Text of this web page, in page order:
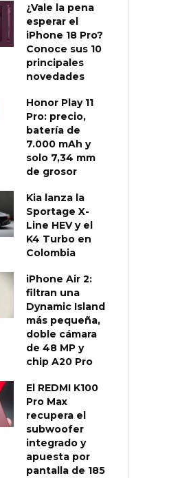
¿Vale la pena
esperar el
iPhone 18 Pro?
Conoce sus 10
principales
novedades
Honor Play 11
Pro: precio,
batería de
7.000 mAh y
solo 7,34 mm
de grosor
Kia lanza la
Sportage X-
Line HEV y el
K4 Turbo en
Colombia
iPhone Air 2:
filtran una
Dynamic Island
más pequeña,
doble cámara
de 48 MP y
chip A20 Pro
El REDMI K100
Pro Max
recupera el
subwoofer
integrado y
apuesta por
pantalla de 185